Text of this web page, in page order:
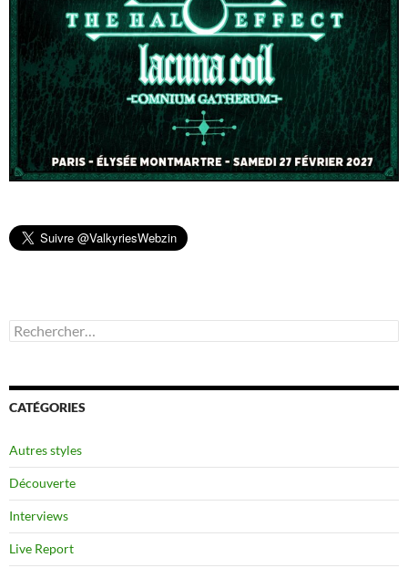
Rechercher :
CATÉGORIES
Autres styles
Découverte
Interviews
Live Report